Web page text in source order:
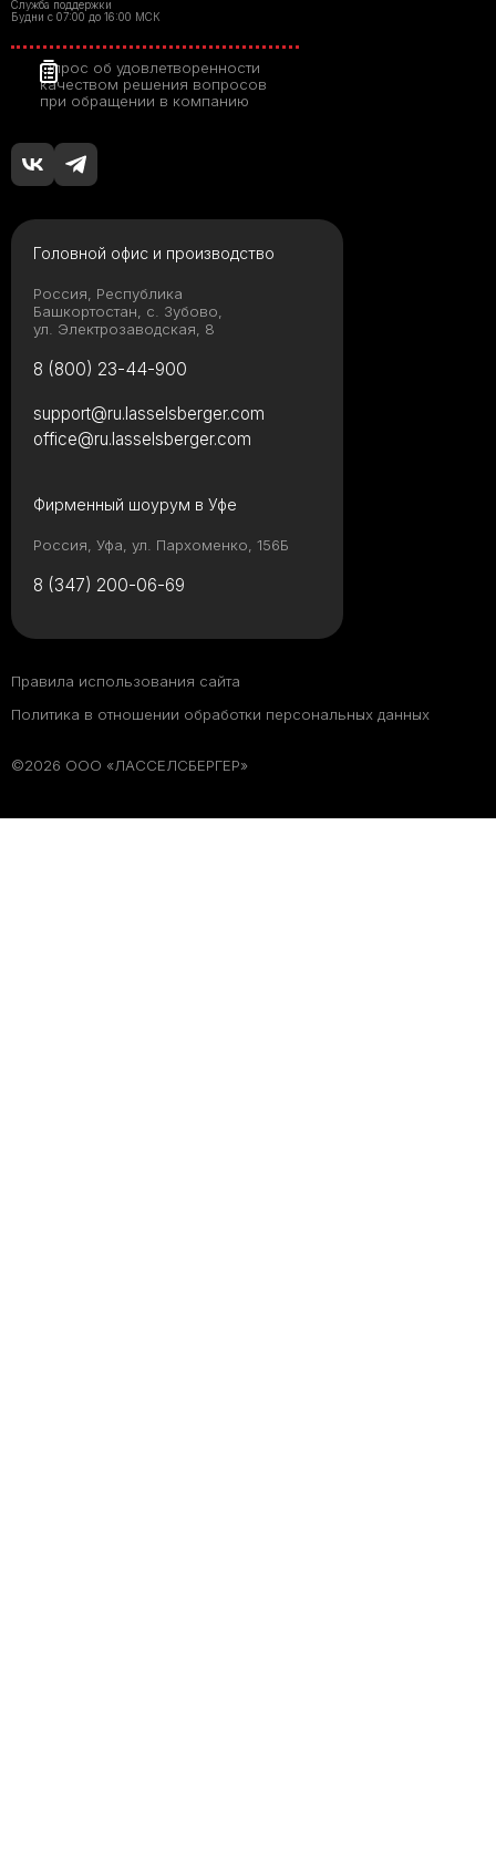
Служба поддержки
Будни с 07:00 до 16:00 МСК
Опрос об удовлетворенности
качеством решения вопросов
при обращении в компанию
Головной офис и производство
Россия, Республика
Башкортостан, с. Зубово,
ул. Электрозаводская, 8
8 (800) 23-44-900
Фирменный шоурум в Уфе
Россия, Уфа, ул. Пархоменко, 156Б
8 (347) 200-06-69
support@ru.lasselsberger.com
office@ru.lasselsberger.com
©2026 ООО «ЛАССЕЛСБЕРГЕР»
Правила использования сайта
Политика в отношении обработки персональных данных